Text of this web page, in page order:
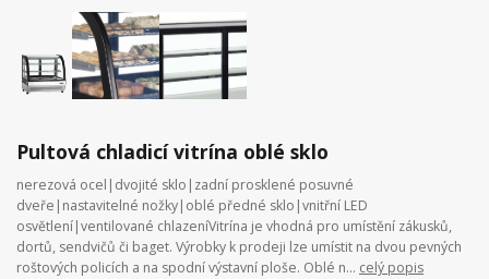
Pultová chladicí vitrína oblé sklo
nerezová ocel|dvojité sklo|zadní prosklené posuvné
dveře|nastavitelné nožky|oblé předné sklo|vnitřní LED
osvětlení|ventilované chlazeníVitrína je vhodná pro umístění zákusků,
dortů, sendvičů či baget. Výrobky k prodeji lze umístit na dvou pevných
roštových policích a na spodní výstavní ploše. Oblé n... celý popis